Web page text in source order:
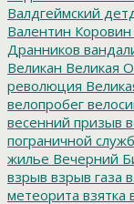
Валдгеймский
Валентин Коровин
Дранников
Великан Великая
революция
велопробег
весенний призыв
пограничной
жилье Вечерний
взрыв взрыв газа
метеорита взятка